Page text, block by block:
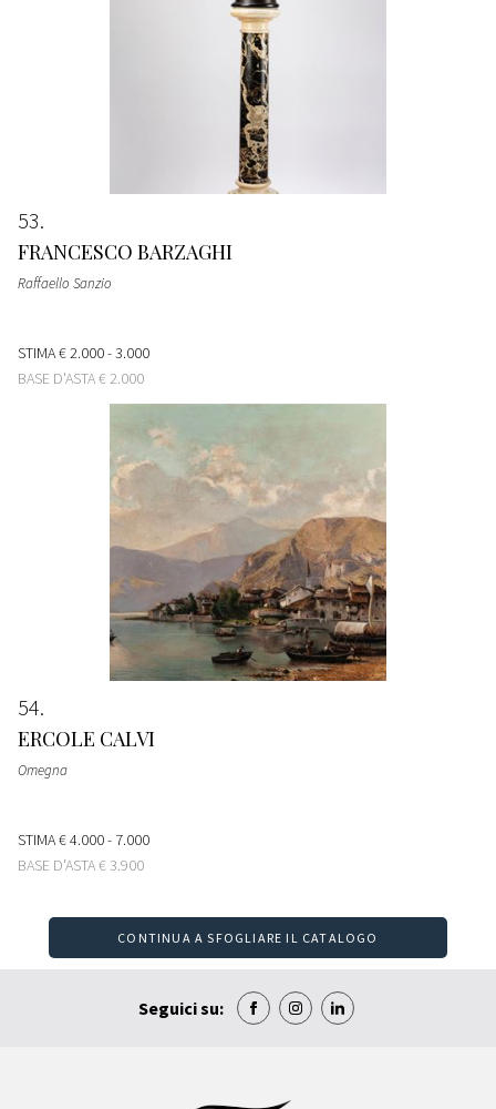
53
FRANCESCO BARZAGHI
Raffaello Sanzio
STIMA€ 2.000 - 3.000
BASE D'ASTA€ 2.000
54
ERCOLE CALVI
Omegna
STIMA€ 4.000 - 7.000
BASE D'ASTA€ 3.900
CONTINUA A SFOGLIARE IL CATALOGO
Seguici su: